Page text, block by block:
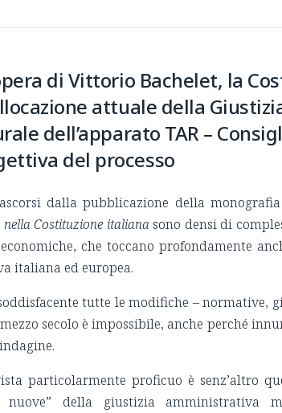
di Vittorio Bachelet, la
attuale della
dell’apparato TAR –
del processo
dalla pubblicazione della
Costituzione italianasono densi di
che toccano profondamente
italiana ed europea.
tutte le modifiche – normative,
secolo è impossibile, anche perché
particolarmente proficuo è senz’altro
nuove” della giustizia amministrativa